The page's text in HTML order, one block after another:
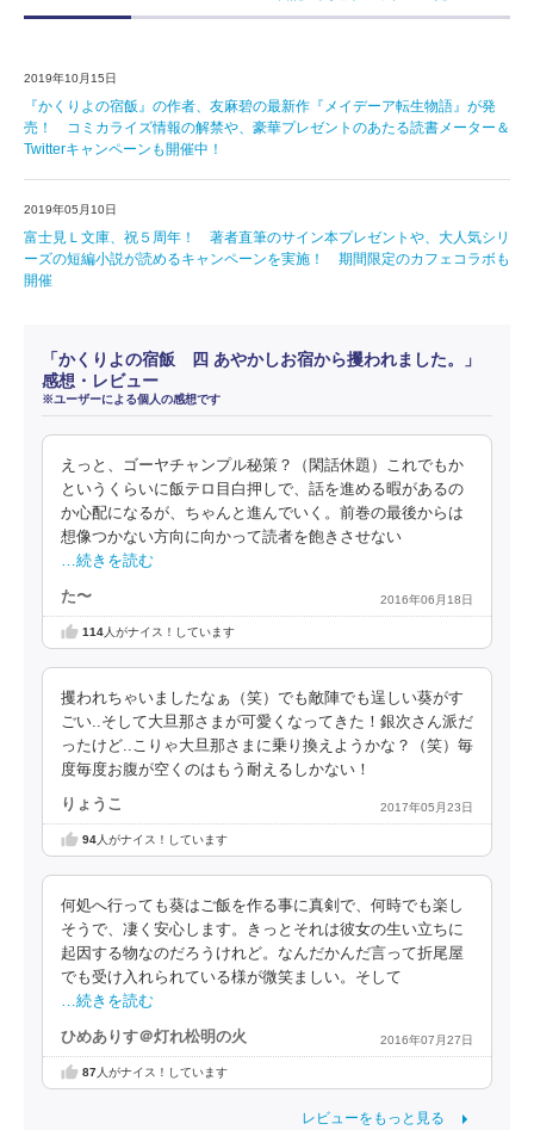
2019年10月15日
『かくりよの宿飯』の作者、友麻碧の最新作『メイデーア転生物語』が発
売！ コミカライズ情報の解禁や、豪華プレゼントのあたる読書メーター＆
Twitterキャンペーンも開催中！
2019年05月10日
富士見Ｌ文庫、祝５周年！ 著者直筆のサイン本プレゼントや、大人気シリ
ーズの短編小説が読めるキャンペーンを実施！ 期間限定のカフェコラボも
開催
「かくりよの宿飯 四 あやかしお宿から攫われました。」
感想・レビュー
※ユーザーによる個人の感想です
えっと、ゴーヤチャンプル秘策？（閑話休題）これでもか
というくらいに飯テロ目白押しで、話を進める暇があるの
か心配になるが、ちゃんと進んでいく。前巻の最後からは
想像つかない方向に向かって読者を飽きさせない
…続きを読む
た〜 2016年06月18日
114人がナイス！しています
攫われちゃいましたなぁ（笑）でも敵陣でも逞しい葵がす
ごい..そして大旦那さまが可愛くなってきた！銀次さん派だ
ったけど..こりゃ大旦那さまに乗り換えようかな？（笑）毎
度毎度お腹が空くのはもう耐えるしかない！
りょうこ 2017年05月23日
94人がナイス！しています
何処へ行っても葵はご飯を作る事に真剣で、何時でも楽し
そうで、凄く安心します。きっとそれは彼女の生い立ちに
起因する物なのだろうけれど。なんだかんだ言って折尾屋
でも受け入れられている様が微笑ましい。そして
…続きを読む
ひめありす＠灯れ松明の火 2016年07月27日
87人がナイス！しています
レビューをもっと見る